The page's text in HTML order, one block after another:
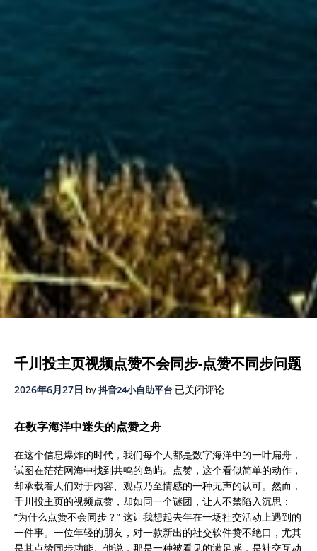
千川投主页视频点赞不会同步-点赞不同步问题
2026年6月27日 by抖音24小自助平台 千
页
视
频
点
赞
不
会
已关闭评论
在数字海洋中迷失的点赞之舟
在这个信息爆炸的时代，我们每个人都是数字海洋中的一叶扁舟，
试图在茫茫网海中找到共鸣的岛屿。点赞，这个看似简单的动作，
却承载着人们对于内容、观点乃至情感的一种无声的认可。然而，
千川投主页的视频点赞，却如同一个谜团，让人不禁陷入沉思：
“为什么点赞不会同步？” 这让我想起去年在一场社交活动上遇到的
一件事。一位年轻的朋友，对一款新出的社交软件赞不绝口，尤其
是其点赞同步功能。他说，那是一种被看见的满足感，是社交互动